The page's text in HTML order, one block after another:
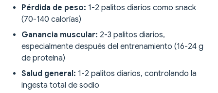
Pérdida de peso: 1-2 palitos diarios como snack
(70-140 calorías)
Ganancia muscular: 2-3 palitos diarios,
especialmente después del entrenamiento (16-24 g
de proteína)
Salud general: 1-2 palitos diarios, controlando la
ingesta total de sodio